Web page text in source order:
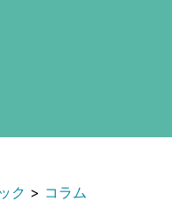
ク > コラム